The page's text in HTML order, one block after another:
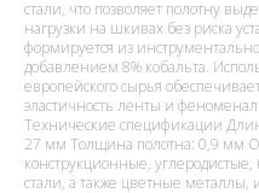
стали, что позволяет полотну
нагрузки на шкивах без риска
формируется из
добавлением 8% кобальта.
европейского сырья
эластичность ленты и
Технические спецификации
27 мм Толщина полотна: 0,9 мм
конструкционные,
стали, а также цветные